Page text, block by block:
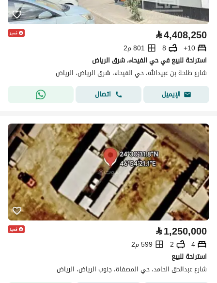
⃁4,408,250
10+
8
801 م2
استراحة للبيع في حي الفيحاء، شرق الرياض
شارع طلحة بن عبيدالله، حي الفيحاء، شرق الرياض، الرياض
الإيميل
اتصال
⃁1,250,000
4
2
599 م2
استراحة للبيع
شارع عبدالحق الحامد، حي المصفاة، جنوب الرياض، الرياض